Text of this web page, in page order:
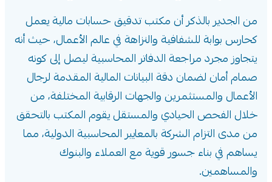
من الجدير بالذكر أن مكتب تدقيق حسابات مالية يعمل
كحارس بوابة للشفافية والنزاهة في عالم الأعمال، حيث أنه
يتجاوز مجرد مراجعة الدفاتر المحاسبية ليصل إلى كونه
صمام أمان لضمان دقة البيانات المالية المقدمة لرجال
الأعمال والمستثمرين والجهات الرقابية المختلفة، من
خلال الفحص الحيادي والمستقل يقوم المكتب بالتحقق
من مدى التزام الشركة بالمعايير المحاسبية الدولية، مما
يساهم في بناء جسور قوية مع العملاء والبنوك
والمساهمين.